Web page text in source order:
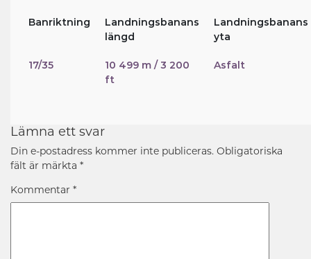
Banriktning
Landningsbanans
längd
Landningsbanans
yta
17/35
10 499 m / 3 200
ft
Asfalt
Lämna ett svar
Din e-postadress kommer inte publiceras. Obligatoriska
fält är märkta *
Kommentar *